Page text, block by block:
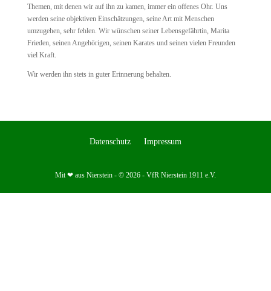
Themen, mit denen wir auf ihn zu kamen, immer ein offenes Ohr. Uns
werden seine objektiven Einschätzungen, seine Art mit Menschen
umzugehen, sehr fehlen. Wir wünschen seiner Lebensgefährtin, Marita
Frieden, seinen Angehörigen, seinen Karates und seinen vielen Freunden
viel Kraft.
Wir werden ihn stets in guter Erinnerung behalten.
Datenschutz Impressum
Mit ❤ aus Nierstein - © 2026 - VfR Nierstein 1911 e.V.